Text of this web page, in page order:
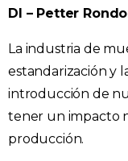
DI – Petter
La industria de
estandarización y
introducción de
tener un impacto
producción.